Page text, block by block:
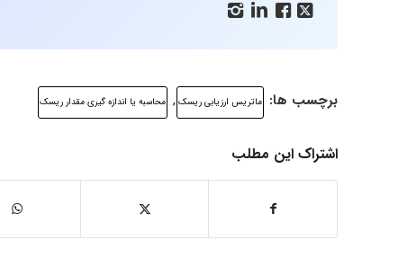
   
برچسب ها: ماتریس ارزیابی ریسک , محاسبه یا اندازه گیری مقدار ریسک
اشتراک این مطلب